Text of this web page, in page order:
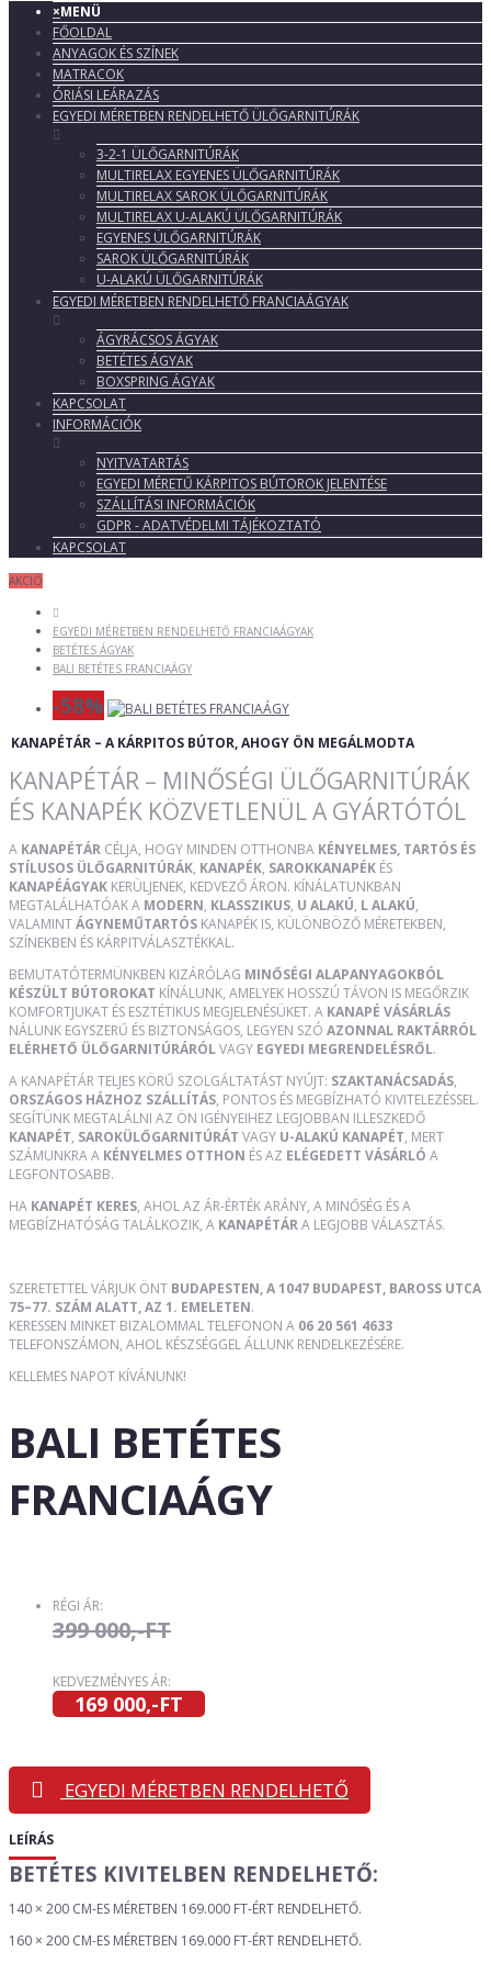
×MENÜ
FŐOLDAL
ANYAGOK ÉS SZÍNEK
MATRACOK
ÓRIÁSI LEÁRAZÁS
EGYEDI MÉRETBEN RENDELHETŐ ÜLŐGARNITÚRÁK
3-2-1 ÜLŐGARNITÚRÁK
MULTIRELAX EGYENES ÜLŐGARNITÚRÁK
MULTIRELAX SAROK ÜLŐGARNITÚRÁK
MULTIRELAX U-ALAKÚ ÜLŐGARNITÚRÁK
EGYENES ÜLŐGARNITÚRÁK
SAROK ÜLŐGARNITÚRÁK
U-ALAKÚ ÜLŐGARNITÚRÁK
EGYEDI MÉRETBEN RENDELHETŐ FRANCIAÁGYAK
ÁGYRÁCSOS ÁGYAK
BETÉTES ÁGYAK
BOXSPRING ÁGYAK
KAPCSOLAT
INFORMÁCIÓK
NYITVATARTÁS
EGYEDI MÉRETŰ KÁRPITOS BÚTOROK JELENTÉSE
SZÁLLÍTÁSI INFORMÁCIÓK
GDPR - ADATVÉDELMI TÁJÉKOZTATÓ
KAPCSOLAT
AKCIÓ
EGYEDI MÉRETBEN RENDELHETŐ FRANCIAÁGYAK
BETÉTES ÁGYAK
BALI BETÉTES FRANCIAÁGY
-58%
KANAPÉTÁR – A KÁRPITOS BÚTOR, AHOGY ÖN MEGÁLMODTA
KANAPÉTÁR – MINŐSÉGI ÜLŐGARNITÚRÁK
ÉS KANAPÉK KÖZVETLENÜL A GYÁRTÓTÓL
A KANAPÉTÁR CÉLJA, HOGY MINDEN OTTHONBA KÉNYELMES, TARTÓS ÉS
STÍLUSOS ÜLŐGARNITÚRÁK, KANAPÉK, SAROKKANAPÉK ÉS
KANAPÉÁGYAK KERÜLJENEK, KEDVEZŐ ÁRON. KÍNÁLATUNKBAN
MEGTALÁLHATÓAK A MODERN, KLASSZIKUS, U ALAKÚ, L ALAKÚ,
VALAMINTÁGYNEMŰTARTÓS KANAPÉK IS, KÜLÖNBÖZŐ MÉRETEKBEN,
SZÍNEKBEN ÉS KÁRPITVÁLASZTÉKKAL.
BEMUTATÓTERMÜNKBEN KIZÁRÓLAG MINŐSÉGI ALAPANYAGOKBÓL
KÉSZÜLT BÚTOROKAT KÍNÁLUNK, AMELYEK HOSSZÚ TÁVON IS MEGŐRZIK
KOMFORTJUKAT ÉS ESZTÉTIKUS MEGJELENÉSÜKET. A KANAPÉ VÁSÁRLÁS
NÁLUNK EGYSZERŰ ÉS BIZTONSÁGOS, LEGYEN SZÓ AZONNAL RAKTÁRRÓL
ELÉRHETŐ ÜLŐGARNITÚRÁRÓLVAGY EGYEDI MEGRENDELÉSRŐL.
A KANAPÉTÁR TELJES KÖRŰ SZOLGÁLTATÁST NYÚJT: SZAKTANÁCSADÁS,
ORSZÁGOS HÁZHOZ SZÁLLÍTÁS, PONTOS ÉS MEGBÍZHATÓ KIVITELEZÉSSEL.
SEGÍTÜNK MEGTALÁLNI AZ ÖN IGÉNYEIHEZ LEGJOBBAN ILLESZKEDŐ
KANAPÉT, SAROKÜLŐGARNITÚRÁT VAGY U-ALAKÚ KANAPÉT, MERT
SZÁMUNKRA A KÉNYELMES OTTHON ÉS AZ ELÉGEDETT VÁSÁRLÓ A
LEGFONTOSABB.
HA KANAPÉT KERES, AHOL AZ ÁR-ÉRTÉK ARÁNY, A MINŐSÉG ÉS A
MEGBÍZHATÓSÁG TALÁLKOZIK, A KANAPÉTÁRA LEGJOBB VÁLASZTÁS.
SZERETETTEL VÁRJUK ÖNT BUDAPESTEN, A 1047 BUDAPEST, BAROSS UTCA
75–77. SZÁM ALATT, AZ 1. EMELETEN.
KERESSEN MINKET BIZALOMMAL TELEFONON A 06 20 561 4633
TELEFONSZÁMON, AHOL KÉSZSÉGGEL ÁLLUNK RENDELKEZÉSÉRE.
KELLEMES NAPOT KÍVÁNUNK!
BALI BETÉTES
FRANCIAÁGY
RÉGI ÁR:
399 000,-FT
KEDVEZMÉNYES ÁR:
169 000,-FT
EGYEDI MÉRETBEN RENDELHETŐ
LEÍRÁS
BETÉTES KIVITELBEN RENDELHETŐ:
140 × 200 CM-ES MÉRETBEN 169.000 FT-ÉRT RENDELHETŐ.
160 × 200 CM-ES MÉRETBEN 169.000 FT-ÉRT RENDELHETŐ.